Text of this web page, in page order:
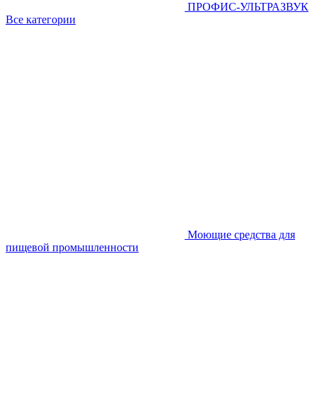
ПРОФИС-УЛЬТРАЗВУК
Все категории
Моющие средства для
пищевой промышленности